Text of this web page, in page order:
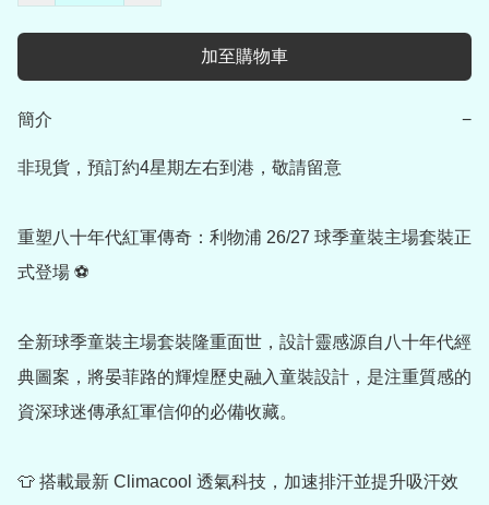
加至購物車
簡介 −
非現貨，預訂約4星期左右到港，敬請留意
重塑八十年代紅軍傳奇：利物浦 26/27 球季童裝主場套裝正
式登場 ⚽
全新球季童裝主場套裝隆重面世，設計靈感源自八十年代經
典圖案，將晏菲路的輝煌歷史融入童裝設計，是注重質感的
資深球迷傳承紅軍信仰的必備收藏。
👕 搭載最新 Climacool 透氣科技，加速排汗並提升吸汗效